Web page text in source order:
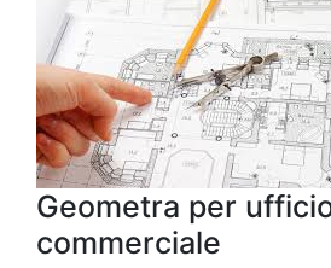
Geometra per
commerciale